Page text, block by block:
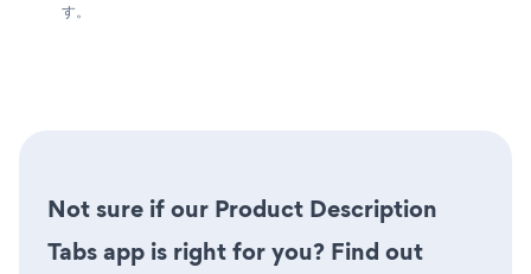
す。
Not sure if our Product Description
Tabs app is right for you? Find out